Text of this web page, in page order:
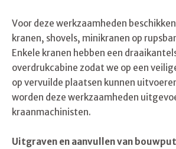
Voor deze werkzaamheden
kranen, shovels, minikranen op
Enkele kranen hebben een
overdrukcabine zodat we op een
op vervuilde plaatsen kunnen
worden deze werkzaamheden
kraanmachinisten.
Uitgraven en aanvullen van